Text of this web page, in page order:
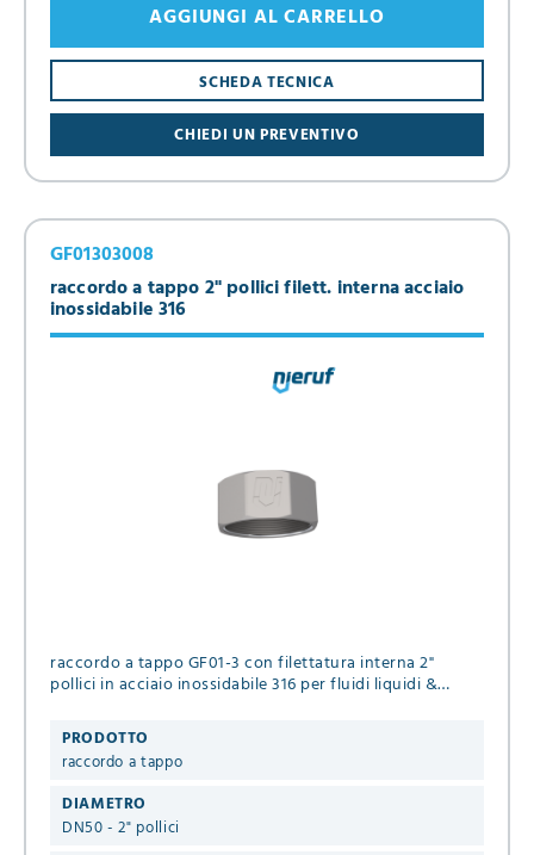
CHIEDI UN PREVENTIVO
SCHEDA TECNICA
AGGIUNGI AL CARRELLO
raccordo a tappo 2" pollici filett. interna acciaio
inossidabile 316
GF01303008
raccordo a tappo GF01-3 con filettatura interna 2"
pollici in acciaio inossidabile 316 per fluidi liquidi &
PRODOTTO
raccordo a tappo
DIAMETRO
DN50 - 2" pollici